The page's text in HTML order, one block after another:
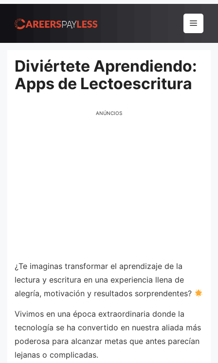
para
conteúdo
Menu
Diviértete Aprendiendo:
Apps de Lectoescritura
ANÚNCIOS
¿Te imaginas transformar el aprendizaje de la
lectura y escritura en una experiencia llena de
alegría, motivación y resultados sorprendentes?
Vivimos en una época extraordinaria donde la
tecnología se ha convertido en nuestra aliada más
poderosa para alcanzar metas que antes parecían
lejanas o complicadas.